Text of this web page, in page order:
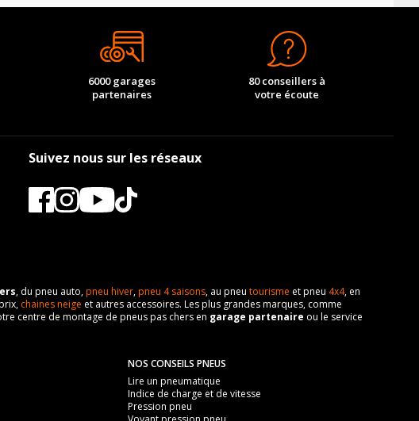
6000 garages
partenaires
80 conseillers à
votre écoute
Suivez nous sur les réseaux
, du pneu auto,pneu hiver,pneu 4 saisons, au pneu tourisme et pneu 4x4, en
chaines neige et autres accessoires. Les plus grandes marques, comme
centre de montage de pneus pas chers en garage partenaire ou le service
NOS CONSEILS PNEUS
Lire un pneumatique
Indice de charge et de vitesse
Pression pneu